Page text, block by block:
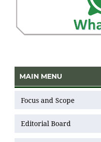
MAIN MENU
Focus and Scope
Editorial Board